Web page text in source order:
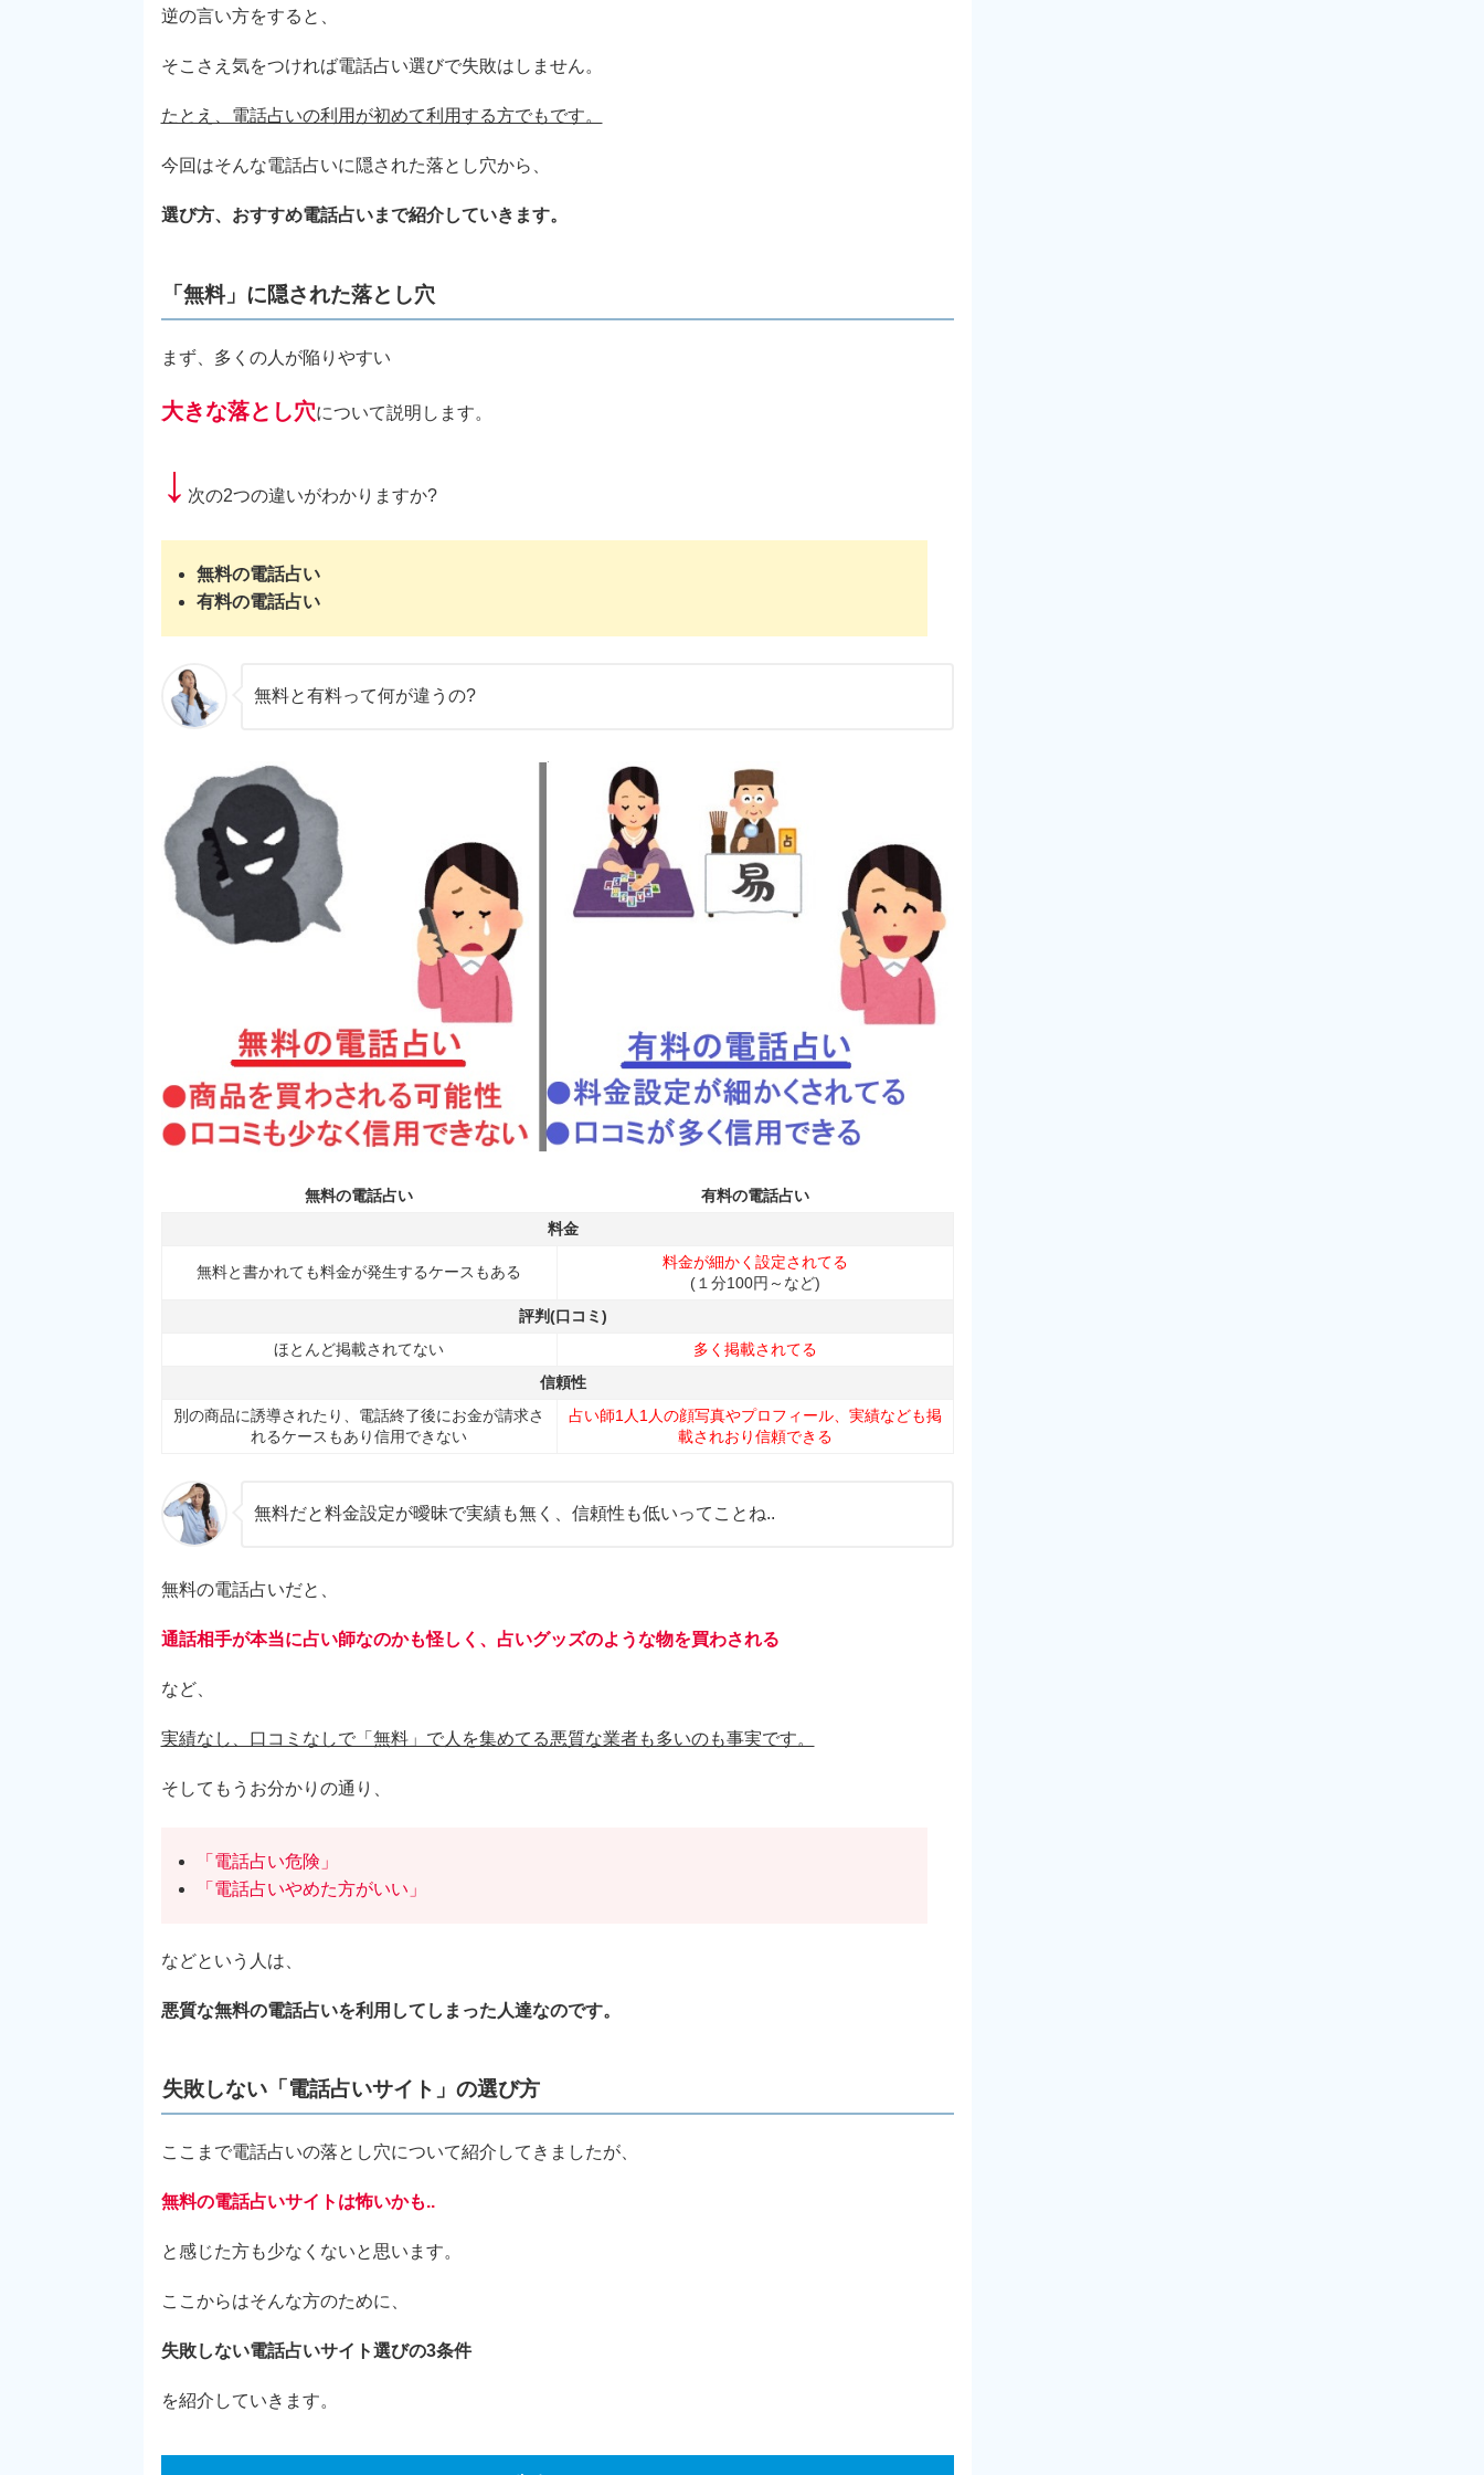
逆の言い方をすると、
そこさえ気をつければ電話占い選びで失敗はしません。
たとえ、電話占いの利用が初めて利用する方でもです。
今回はそんな電話占いに隠された落とし穴から、
選び方、おすすめ電話占いまで紹介していきます。
「無料」に隠された落とし穴
まず、多くの人が陥りやすい
大きな落とし穴について説明します。
↓ 次の2つの違いがわかりますか?
無料の電話占い
有料の電話占い
無料と有料って何が違うの?
無料の電話占い
有料の電話占い
料金
無料と書かれても料金が発生するケースもある
料金が細かく設定されてる
(１分100円～など)
評判(口コミ)
ほとんど掲載されてない
多く掲載されてる
信頼性
別の商品に誘導されたり、電話終了後にお金が請求さ
れるケースもあり信用できない
占い師1人1人の顔写真やプロフィール、実績なども掲
載されおり信頼できる
無料だと料金設定が曖昧で実績も無く、信頼性も低いってことね..
無料の電話占いだと、
通話相手が本当に占い師なのかも怪しく、占いグッズのような物を買わされる
など、
実績なし、口コミなしで「無料」で人を集めてる悪質な業者も多いのも事実です。
そしてもうお分かりの通り、
「電話占い危険」
「電話占いやめた方がいい」
などという人は、
悪質な無料の電話占いを利用してしまった人達なのです。
失敗しない「電話占いサイト」の選び方
ここまで電話占いの落とし穴について紹介してきましたが、
無料の電話占いサイト は怖いかも..
と感じた方も少なくないと思います。
ここからはそんな方のために、
失敗しない電話占いサイト選びの3条件
を紹介していきます。